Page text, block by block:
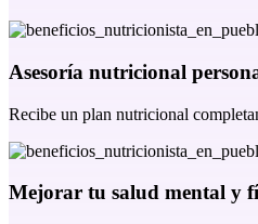
Asesoría nutricional
Recibe un plan nutricional
Mejorar tu salud mental y